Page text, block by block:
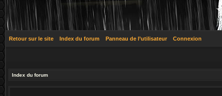
Retour sur le site Index du forum Panneau de l’utilisateur Connexion
Index du forum